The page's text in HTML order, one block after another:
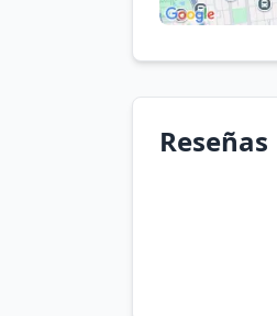
Reseñas